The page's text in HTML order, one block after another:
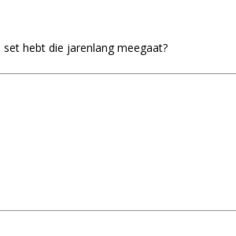
hebt die jarenlang meegaat?